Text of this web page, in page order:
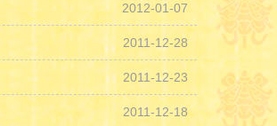
2012-01-07
2011-12-28
2011-12-23
2011-12-18